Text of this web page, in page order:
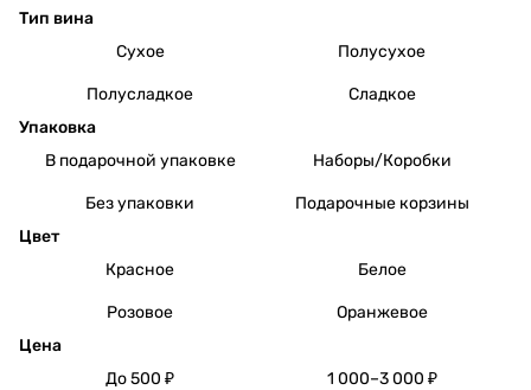
Тип вина
Сухое
Полусухое
Полусладкое
Сладкое
Упаковка
В подарочной упаковке
Наборы/Коробки
Без упаковки
Подарочные корзины
Цвет
Красное
Белое
Розовое
Оранжевое
Цена
До 500 ₽
1 000–3 000 ₽